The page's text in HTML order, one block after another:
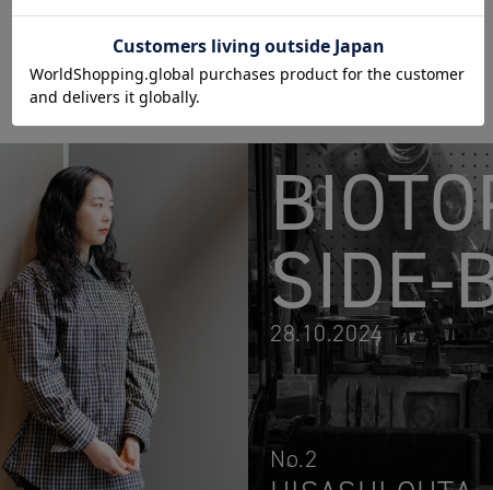
SIDE-
28.10.2024
No.2